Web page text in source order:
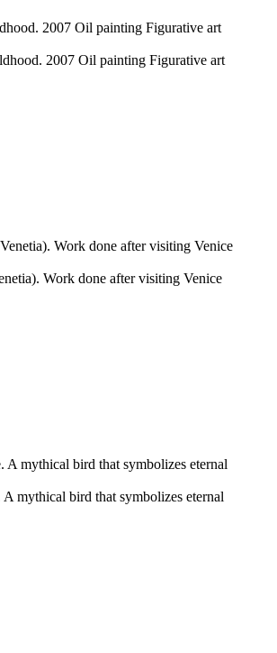
2007 Oil painting Figurative art
2007 Oil painting Figurative art
Work done after visiting Venice
Work done after visiting Venice
A mythical bird that symbolizes eternal
mythical bird that symbolizes eternal